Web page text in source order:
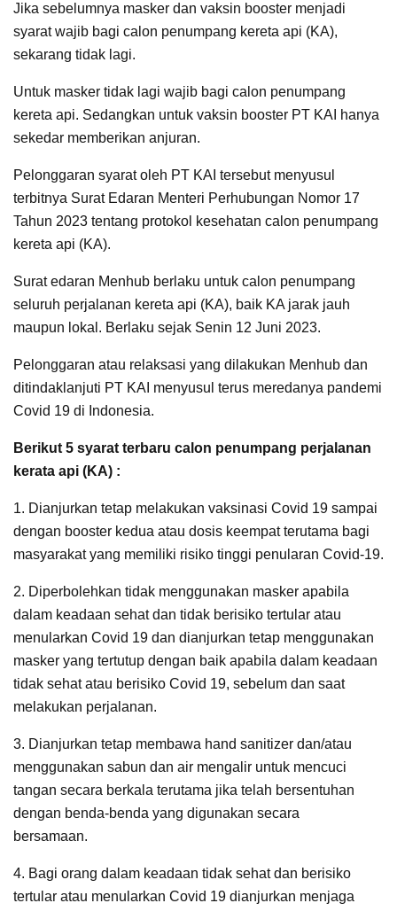
Jika sebelumnya masker dan vaksin booster menjadi
syarat wajib bagi calon penumpang kereta api (KA),
sekarang tidak lagi.
Untuk masker tidak lagi wajib bagi calon penumpang
kereta api. Sedangkan untuk vaksin booster PT KAI hanya
sekedar memberikan anjuran.
Pelonggaran syarat oleh PT KAI tersebut menyusul
terbitnya Surat Edaran Menteri Perhubungan Nomor 17
Tahun 2023 tentang protokol kesehatan calon penumpang
kereta api (KA).
Surat edaran Menhub berlaku untuk calon penumpang
seluruh perjalanan kereta api (KA), baik KA jarak jauh
maupun lokal. Berlaku sejak Senin 12 Juni 2023.
Pelonggaran atau relaksasi yang dilakukan Menhub dan
ditindaklanjuti PT KAI menyusul terus meredanya pandemi
Covid 19 di Indonesia.
Berikut 5 syarat terbaru calon penumpang perjalanan
kerata api (KA) :
1. Dianjurkan tetap melakukan vaksinasi Covid 19 sampai
dengan booster kedua atau dosis keempat terutama bagi
masyarakat yang memiliki risiko tinggi penularan Covid-19.
2. Diperbolehkan tidak menggunakan masker apabila
dalam keadaan sehat dan tidak berisiko tertular atau
menularkan Covid 19 dan dianjurkan tetap menggunakan
masker yang tertutup dengan baik apabila dalam keadaan
tidak sehat atau berisiko Covid 19, sebelum dan saat
melakukan perjalanan.
3. Dianjurkan tetap membawa hand sanitizer dan/atau
menggunakan sabun dan air mengalir untuk mencuci
tangan secara berkala terutama jika telah bersentuhan
dengan benda-benda yang digunakan secara
bersamaan.
4. Bagi orang dalam keadaan tidak sehat dan berisiko
tertular atau menularkan Covid 19 dianjurkan menjaga